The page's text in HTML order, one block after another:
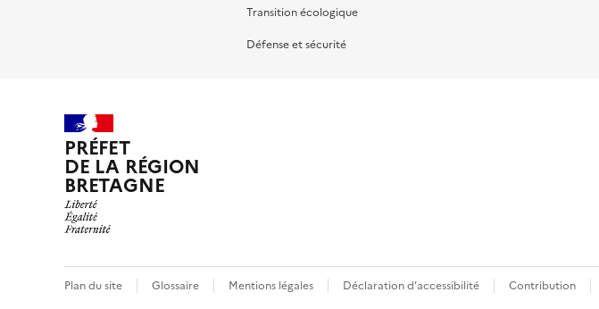
Transition écologique
Défense et sécurité
PRÉFET
DE LA RÉGION
BRETAGNE
Plan du site Glossaire Mentions légales Déclaration d’accessibilité Contribution